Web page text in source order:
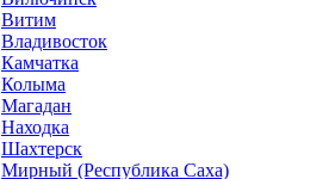
Витим
Владивосток
Камчатка
Колыма
Магадан
Находка
Шахтерск
Мирный (Республика Саха)